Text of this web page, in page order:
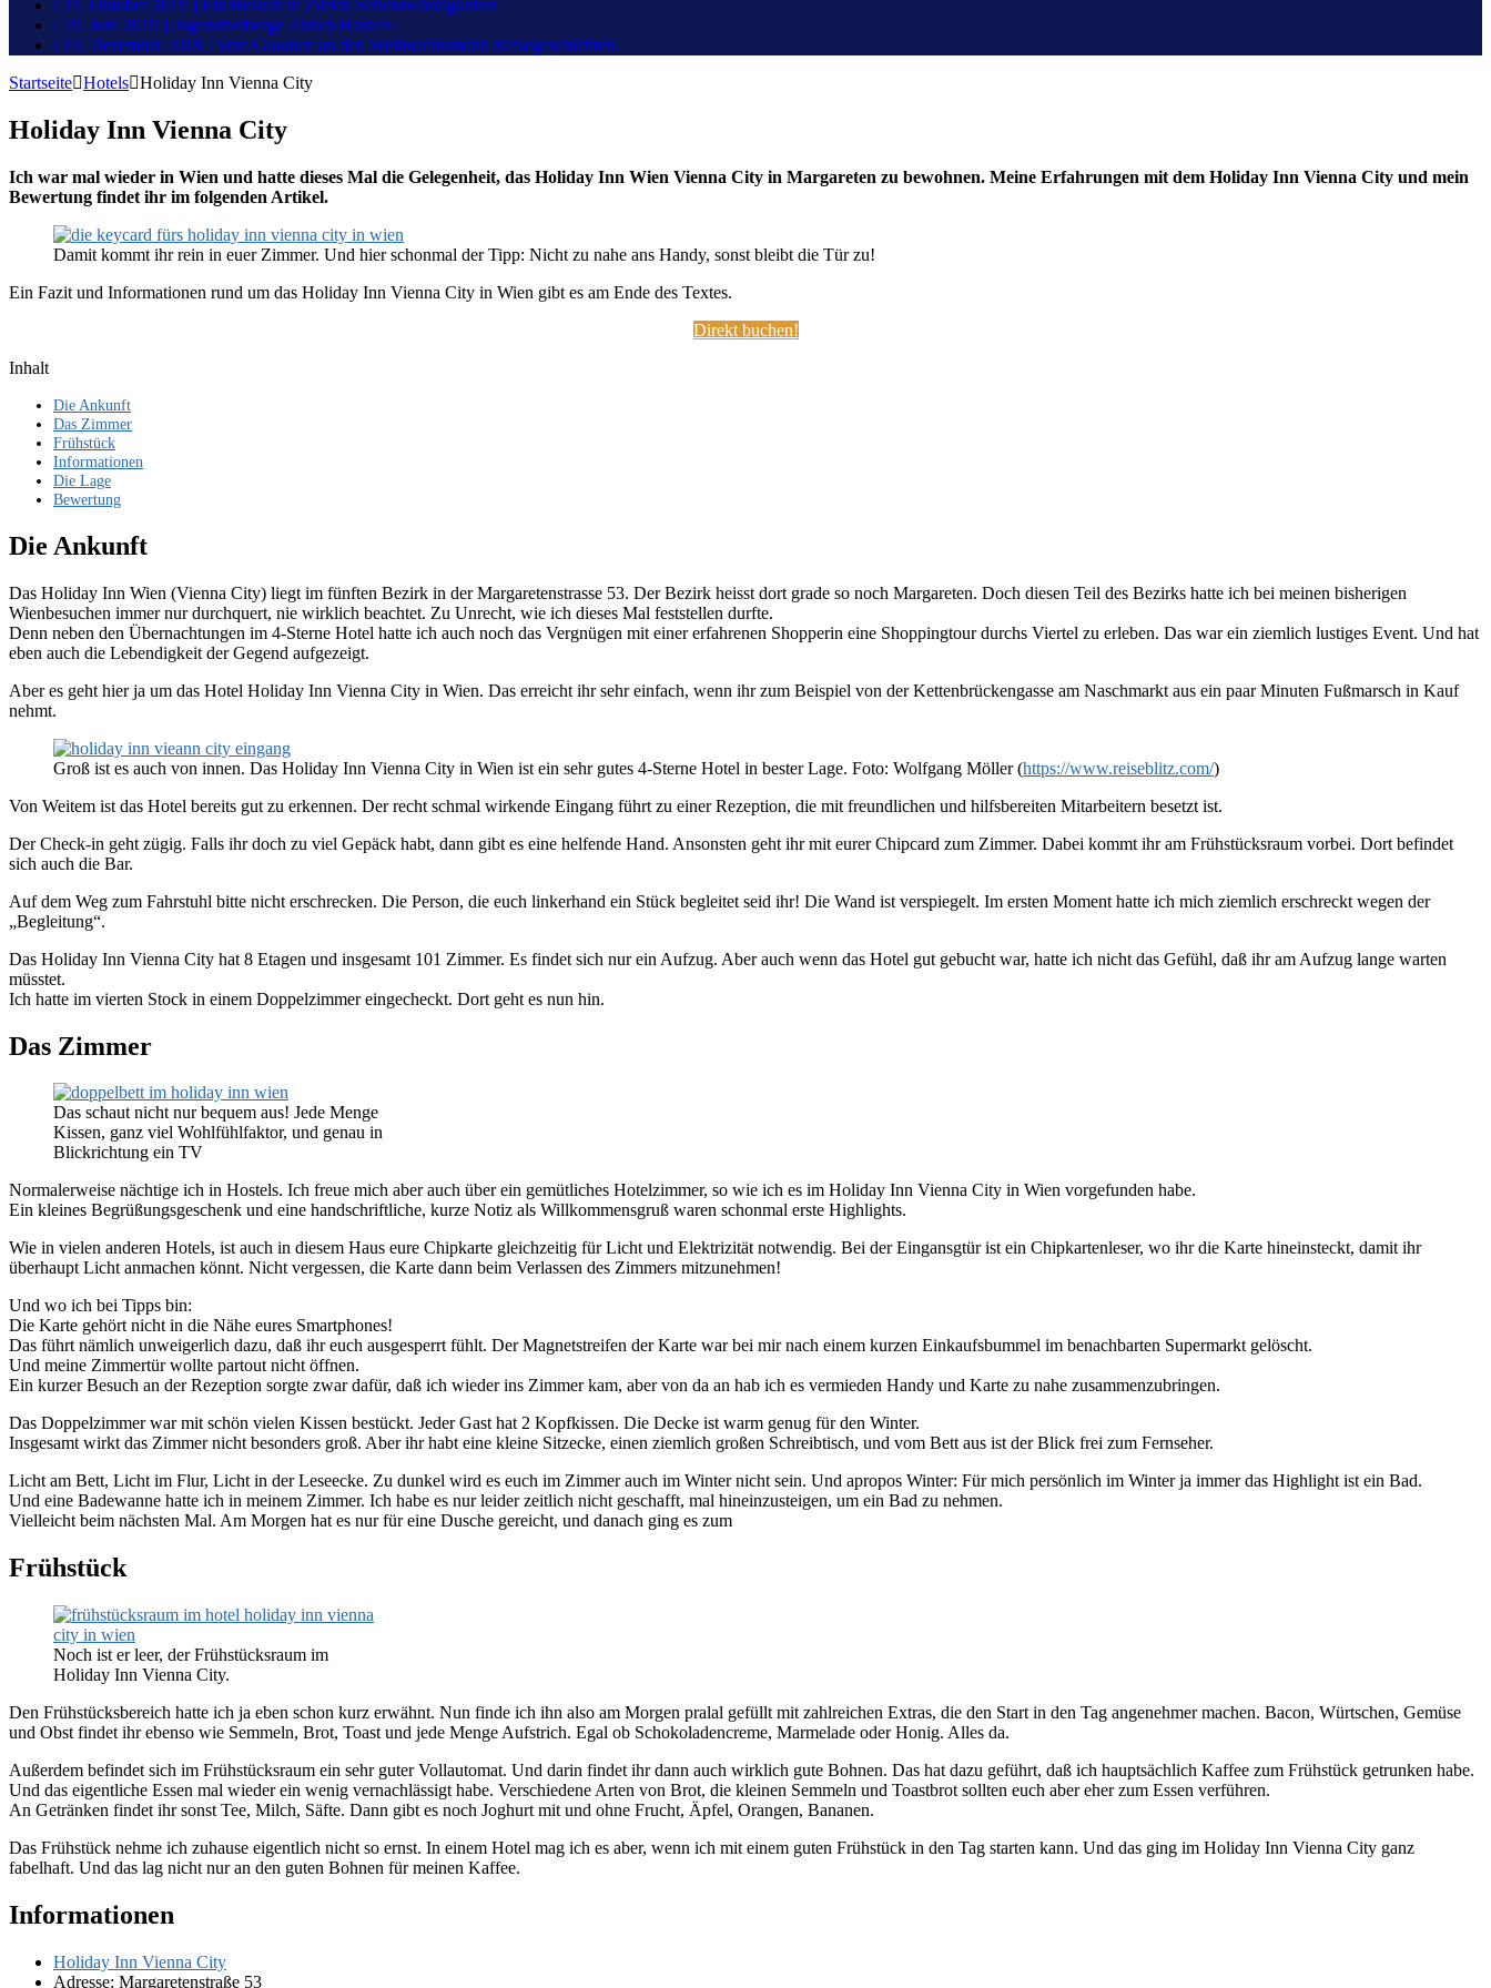
[ 23. Oktober 2019 ] Ein Besuch in Zürich Sehenswürdigkeiten
[ 19. Juni 2019 ] Jugendherberge Zürich Hostels
[ 23. Dezember 2018 ] Vom Glauben an den Weihnachtsmann Reisegeschichten
Startseite Hotels Holiday Inn Vienna City
Holiday Inn Vienna City
Ich war mal wieder in Wien und hatte dieses Mal die Gelegenheit, das Holiday Inn Wien Vienna City in Margareten zu bewohnen. Meine Erfahrungen mit dem Holiday Inn Vienna City und mein
Bewertung findet ihr im folgenden Artikel.
Damit kommt ihr rein in euer Zimmer. Und hier schonmal der Tipp: Nicht zu nahe ans Handy, sonst bleibt die Tür zu!
Ein Fazit und Informationen rund um das Holiday Inn Vienna City in Wien gibt es am Ende des Textes.
Direkt buchen!
Inhalt
Die Ankunft
Das Zimmer
Frühstück
Informationen
Die Lage
Bewertung
Die Ankunft
Das Holiday Inn Wien (Vienna City) liegt im fünften Bezirk in der Margaretenstrasse 53. Der Bezirk heisst dort grade so noch Margareten. Doch diesen Teil des Bezirks hatte ich bei meinen bisherigen
Wienbesuchen immer nur durchquert, nie wirklich beachtet. Zu Unrecht, wie ich dieses Mal feststellen durfte.
Denn neben den Übernachtungen im 4-Sterne Hotel hatte ich auch noch das Vergnügen mit einer erfahrenen Shopperin eine Shoppingtour durchs Viertel zu erleben. Das war ein ziemlich lustiges Event. Und hat
eben auch die Lebendigkeit der Gegend aufgezeigt.
Aber es geht hier ja um das Hotel Holiday Inn Vienna City in Wien. Das erreicht ihr sehr einfach, wenn ihr zum Beispiel von der Kettenbrückengasse am Naschmarkt aus ein paar Minuten Fußmarsch in Kauf
nehmt.
Groß ist es auch von innen. Das Holiday Inn Vienna City in Wien ist ein sehr gutes 4-Sterne Hotel in bester Lage. Foto: Wolfgang Möller (https://www.reiseblitz.com/)
Von Weitem ist das Hotel bereits gut zu erkennen. Der recht schmal wirkende Eingang führt zu einer Rezeption, die mit freundlichen und hilfsbereiten Mitarbeitern besetzt ist.
Der Check-in geht zügig. Falls ihr doch zu viel Gepäck habt, dann gibt es eine helfende Hand. Ansonsten geht ihr mit eurer Chipcard zum Zimmer. Dabei kommt ihr am Frühstücksraum vorbei. Dort befindet
sich auch die Bar.
Auf dem Weg zum Fahrstuhl bitte nicht erschrecken. Die Person, die euch linkerhand ein Stück begleitet seid ihr! Die Wand ist verspiegelt. Im ersten Moment hatte ich mich ziemlich erschreckt wegen der
„Begleitung“.
Das Holiday Inn Vienna City hat 8 Etagen und insgesamt 101 Zimmer. Es findet sich nur ein Aufzug. Aber auch wenn das Hotel gut gebucht war, hatte ich nicht das Gefühl, daß ihr am Aufzug lange warten
müsstet.
Ich hatte im vierten Stock in einem Doppelzimmer eingecheckt. Dort geht es nun hin.
Das Zimmer
Das schaut nicht nur bequem aus! Jede Menge
Kissen, ganz viel Wohlfühlfaktor, und genau in
Blickrichtung ein TV
Normalerweise nächtige ich in Hostels. Ich freue mich aber auch über ein gemütliches Hotelzimmer, so wie ich es im Holiday Inn Vienna City in Wien vorgefunden habe.
Ein kleines Begrüßungsgeschenk und eine handschriftliche, kurze Notiz als Willkommensgruß waren schonmal erste Highlights.
Wie in vielen anderen Hotels, ist auch in diesem Haus eure Chipkarte gleichzeitig für Licht und Elektrizität notwendig. Bei der Eingansgtür ist ein Chipkartenleser, wo ihr die Karte hineinsteckt, damit ihr
überhaupt Licht anmachen könnt. Nicht vergessen, die Karte dann beim Verlassen des Zimmers mitzunehmen!
Und wo ich bei Tipps bin:
Die Karte gehört nicht in die Nähe eures Smartphones!
Das führt nämlich unweigerlich dazu, daß ihr euch ausgesperrt fühlt. Der Magnetstreifen der Karte war bei mir nach einem kurzen Einkaufsbummel im benachbarten Supermarkt gelöscht.
Und meine Zimmertür wollte partout nicht öffnen.
Ein kurzer Besuch an der Rezeption sorgte zwar dafür, daß ich wieder ins Zimmer kam, aber von da an hab ich es vermieden Handy und Karte zu nahe zusammenzubringen.
Das Doppelzimmer war mit schön vielen Kissen bestückt. Jeder Gast hat 2 Kopfkissen. Die Decke ist warm genug für den Winter.
Insgesamt wirkt das Zimmer nicht besonders groß. Aber ihr habt eine kleine Sitzecke, einen ziemlich großen Schreibtisch, und vom Bett aus ist der Blick frei zum Fernseher.
Licht am Bett, Licht im Flur, Licht in der Leseecke. Zu dunkel wird es euch im Zimmer auch im Winter nicht sein. Und apropos Winter: Für mich persönlich im Winter ja immer das Highlight ist ein Bad.
Und eine Badewanne hatte ich in meinem Zimmer. Ich habe es nur leider zeitlich nicht geschafft, mal hineinzusteigen, um ein Bad zu nehmen.
Vielleicht beim nächsten Mal. Am Morgen hat es nur für eine Dusche gereicht, und danach ging es zum
Frühstück
Noch ist er leer, der Frühstücksraum im
Holiday Inn Vienna City.
Den Frühstücksbereich hatte ich ja eben schon kurz erwähnt. Nun finde ich ihn also am Morgen pralal gefüllt mit zahlreichen Extras, die den Start in den Tag angenehmer machen. Bacon, Würtschen, Gemüse
und Obst findet ihr ebenso wie Semmeln, Brot, Toast und jede Menge Aufstrich. Egal ob Schokoladencreme, Marmelade oder Honig. Alles da.
Außerdem befindet sich im Frühstücksraum ein sehr guter Vollautomat. Und darin findet ihr dann auch wirklich gute Bohnen. Das hat dazu geführt, daß ich hauptsächlich Kaffee zum Frühstück getrunken habe.
Und das eigentliche Essen mal wieder ein wenig vernachlässigt habe. Verschiedene Arten von Brot, die kleinen Semmeln und Toastbrot sollten euch aber eher zum Essen verführen.
An Getränken findet ihr sonst Tee, Milch, Säfte. Dann gibt es noch Joghurt mit und ohne Frucht, Äpfel, Orangen, Bananen.
Das Frühstück nehme ich zuhause eigentlich nicht so ernst. In einem Hotel mag ich es aber, wenn ich mit einem guten Frühstück in den Tag starten kann. Und das ging im Holiday Inn Vienna City ganz
fabelhaft. Und das lag nicht nur an den guten Bohnen für meinen Kaffee.
Informationen
Holiday Inn Vienna City
Adresse: Margaretenstraße 53